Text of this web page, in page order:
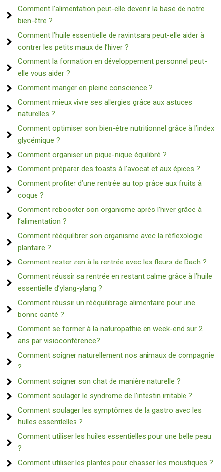
Comment l’alimentation peut-elle devenir la base de notre
bien-être ?
Comment l’huile essentielle de ravintsara peut-elle aider à
contrer les petits maux de l’hiver ?
Comment la formation en développement personnel peut-
elle vous aider ?
Comment manger en pleine conscience ?
Comment mieux vivre ses allergies grâce aux astuces
naturelles ?
Comment optimiser son bien-être nutritionnel grâce à l’index
glycémique ?
Comment organiser un pique-nique équilibré ?
Comment préparer des toasts à l’avocat et aux épices ?
Comment profiter d’une rentrée au top grâce aux fruits à
coque ?
Comment rebooster son organisme après l’hiver grâce à
l’alimentation ?
Comment rééquilibrer son organisme avec la réflexologie
plantaire ?
Comment rester zen à la rentrée avec les fleurs de Bach ?
Comment réussir sa rentrée en restant calme grâce à l’huile
essentielle d’ylang-ylang ?
Comment réussir un rééquilibrage alimentaire pour une
bonne santé ?
Comment se former à la naturopathie en week-end sur 2
ans par visioconférence?
Comment soigner naturellement nos animaux de compagnie
?
Comment soigner son chat de manière naturelle ?
Comment soulager le syndrome de l’intestin irritable ?
Comment soulager les symptômes de la gastro avec les
huiles essentielles ?
Comment utiliser les huiles essentielles pour une belle peau
?
Comment utiliser les plantes pour chasser les moustiques ?